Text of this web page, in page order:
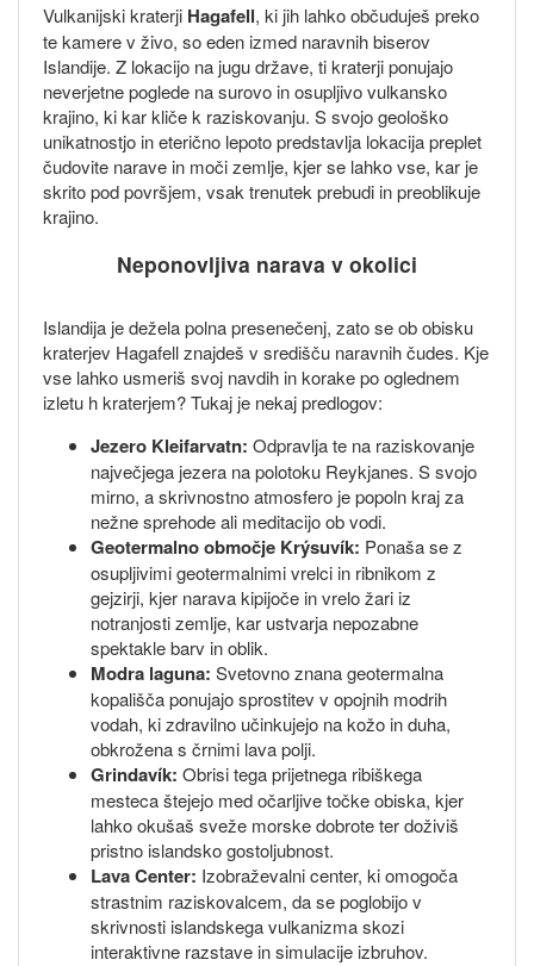
Vulkanijski kraterji Hagafell, ki jih lahko občuduješ preko
te kamere v živo, so eden izmed naravnih biserov
Islandije. Z lokacijo na jugu države, ti kraterji ponujajo
neverjetne poglede na surovo in osupljivo vulkansko
krajino, ki kar kliče k raziskovanju. S svojo geološko
unikatnostjo in eterično lepoto predstavlja lokacija preplet
čudovite narave in moči zemlje, kjer se lahko vse, kar je
skrito pod površjem, vsak trenutek prebudi in preoblikuje
krajino.
Neponovljiva narava v okolici
Islandija je dežela polna presenečenj, zato se ob obisku
kraterjev Hagafell znajdeš v središču naravnih čudes. Kje
vse lahko usmeriš svoj navdih in korake po oglednem
izletu h kraterjem? Tukaj je nekaj predlogov:
Jezero Kleifarvatn: Odpravlja te na raziskovanje
največjega jezera na polotoku Reykjanes. S svojo
mirno, a skrivnostno atmosfero je popoln kraj za
nežne sprehode ali meditacijo ob vodi.
Geotermalno območje Krýsuvík: Ponaša se z
osupljivimi geotermalnimi vrelci in ribnikom z
gejzirji, kjer narava kipijoče in vrelo žari iz
notranjosti zemlje, kar ustvarja nepozabne
spektakle barv in oblik.
Modra laguna: Svetovno znana geotermalna
kopališča ponujajo sprostitev v opojnih modrih
vodah, ki zdravilno učinkujejo na kožo in duha,
obkrožena s črnimi lava polji.
Grindavík: Obrisi tega prijetnega ribiškega
mesteca štejejo med očarljive točke obiska, kjer
lahko okušaš sveže morske dobrote ter doživiš
pristno islandsko gostoljubnost.
Lava Center: Izobraževalni center, ki omogoča
strastnim raziskovalcem, da se poglobijo v
skrivnosti islandskega vulkanizma skozi
interaktivne razstave in simulacije izbruhov.